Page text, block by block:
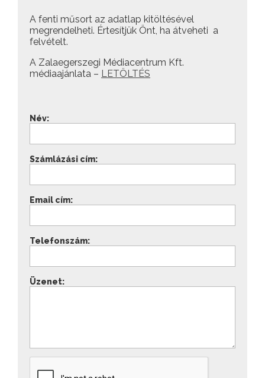
A fenti műsort az adatlap kitöltésével
megrendelheti. Értesítjük Önt, ha átveheti a
felvételt.
A Zalaegerszegi Médiacentrum Kft.
médiaajánlata – LETÖLTÉS
Név:
Számlázási cím:
Email cím:
Telefonszám:
Üzenet: